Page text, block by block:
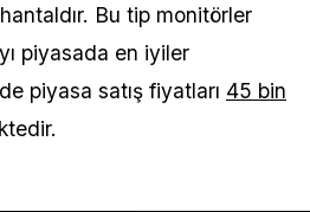
Bu tip monitörler
piyasada en iyiler
piyasa satış fiyatları 45 bin